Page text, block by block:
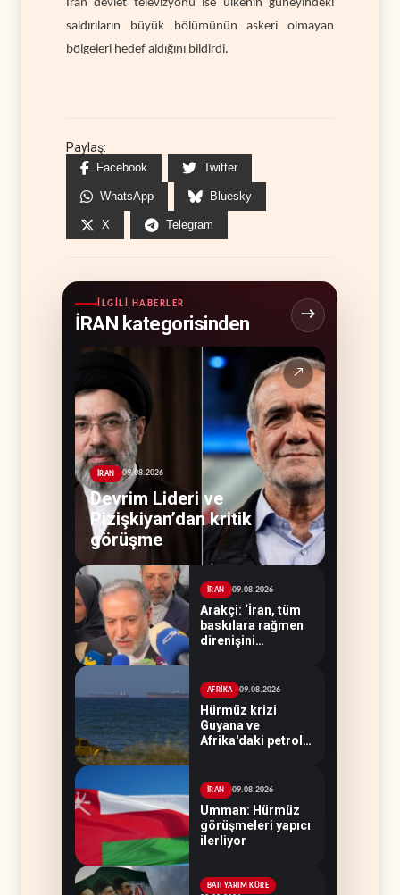
İran devlet televizyonu ise ülkenin güneyindeki
saldırıların büyük bölümünün askeri olmayan
bölgeleri hedef aldığını bildirdi.
Paylaş:
Facebook Twitter
WhatsApp Bluesky
X Telegram
İLGILI HABERLER
İRAN kategorisinden
↗
İRAN 09.08.2026
Devrim Lideri ve
Pizişkiyan’dan kritik
görüşme
İRAN 09.08.2026
Arakçi: ‘İran, tüm
baskılara rağmen
direnişini
AFRİKA 09.08.2026
Hürmüz krizi
Guyana ve
Afrika'daki petrol
İRAN 09.08.2026
Umman: Hürmüz
görüşmeleri yapıcı
ilerliyor
BATI YARIM KÜRE